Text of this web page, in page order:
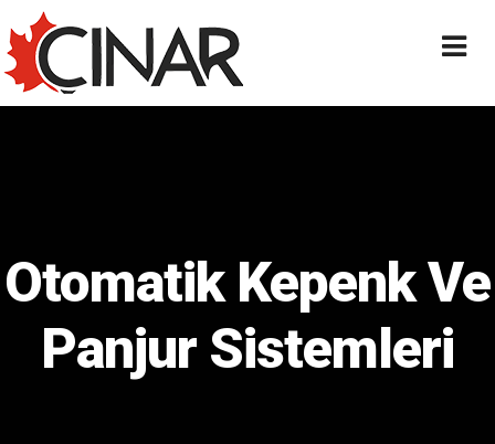
Otomatik Kepenk Ve
Panjur Sistemleri